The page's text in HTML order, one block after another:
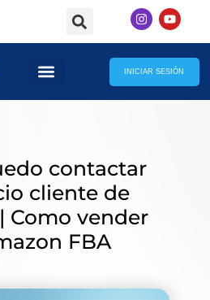
I
n
a
g
r
a
Y
o
u
b
e
INICIAR SESIÓN
contactar
cliente de
Como vender
FBA